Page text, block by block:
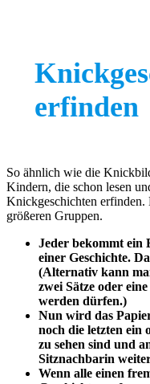
erfinden
So ähnlich wie die
Kindern, die schon lesen
Knickgeschichten erfinden.
größeren Gruppen.
Jeder bekommt ein
einer Geschichte.
(Alternativ kann
zwei Sätze oder
werden dürfen.)
Nun wird das
noch die letzten ein
zu sehen sind und
Sitznachbarin
Wenn alle einen